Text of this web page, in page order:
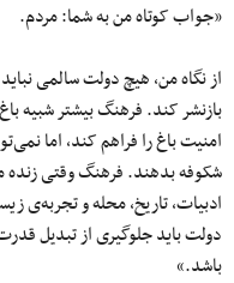
«جواب کوتاه من به شما: مردم.
از نگاه من، هیچ دولت سالمی
بازنشر کند. فرهنگ بیشتر شبیه
امنیت باغ را فراهم کند، اما
شکوفه بدهند. فرهنگ وقتی زنده
ادبیات، تاریخ، محله و تجربه‌ی
دولت باید جلوگیری از تبدیل
باشد.»